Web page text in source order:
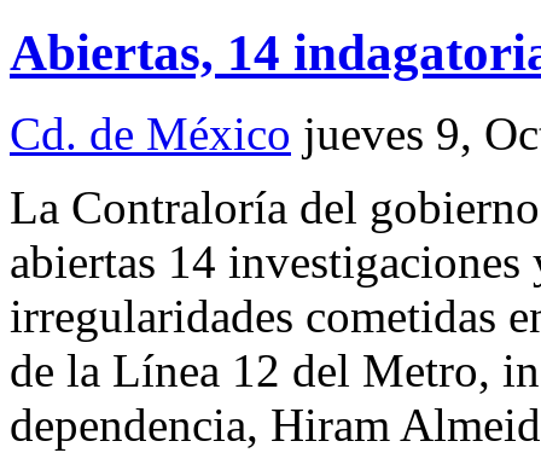
Abiertas, 14
Cd. de México jueves 9,
La Contraloría del
abiertas 14
irregularidades cometidas
de la Línea 12 del Metro,
dependencia, Hiram